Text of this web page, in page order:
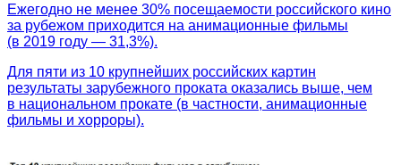
Ежегодно не менее 30% посещаемости российского кино
за рубежом приходится на анимационные фильмы
(в 2019 году — 31,3%).
Для пяти из 10 крупнейших российских картин
результаты зарубежного проката оказались выше, чем
в национальном прокате (в частности, анимационные
фильмы и хорроры).